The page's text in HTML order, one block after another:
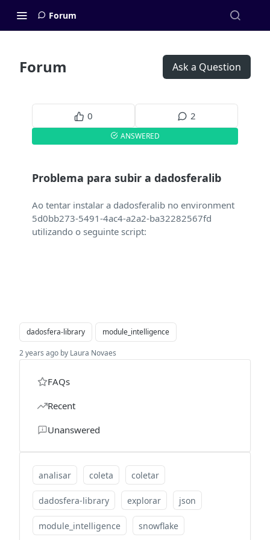
Forum
Forum Ask a Question
0 2
ANSWERED
Problema para subir a dadosferalib
Ao tentar instalar a dadosferalib no environment
5d0bb273-5491-4ac4-a2a2-ba32282567fd
utilizando o seguinte script:
dadosfera-library module_intelligence
2 years ago by Laura Novaes
FAQs
Recent
Unanswered
analisar coleta coletar
dadosfera-library explorar json
module_intelligence snowflake